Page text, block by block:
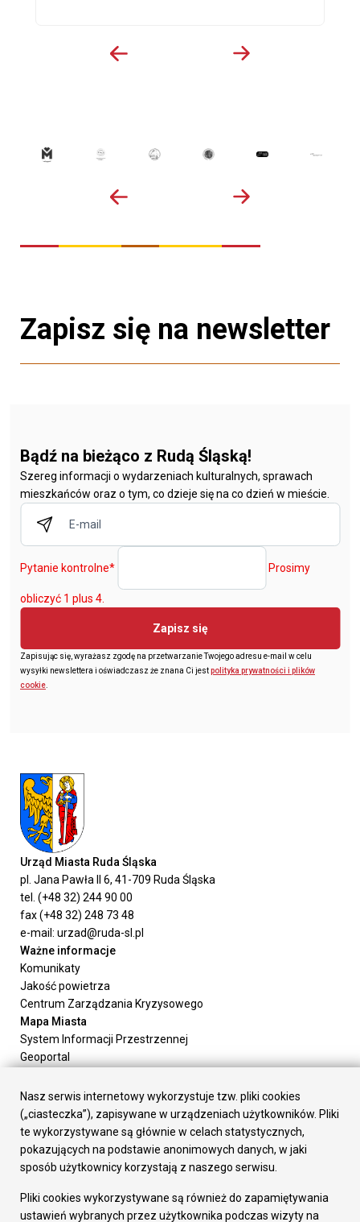
Zapisz się na newsletter
Bądź na bieżąco z Rudą Śląską!
Szereg informacji o wydarzeniach kulturalnych, sprawach
mieszkańców oraz o tym, co dzieje się na co dzień w mieście.
Pytanie kontrolne* Prosimy
obliczyć 1 plus 4.
Zapisz się
Zapisując się, wyrażasz zgodę na przetwarzanie Twojego adresu e-mail w celu
wysyłki newslettera i oświadczasz że znana Ci jestpolityka prywatności i plików
cookie
Urząd Miasta Ruda Śląska
pl. Jana Pawła II 6, 41-709 Ruda Śląska
tel. (+48 32) 244 90 00
fax (+48 32) 248 73 48
e-mail: urzad@ruda-sl.pl
Ważne informacje
Komunikaty
Jakość powietrza
Centrum Zarządzania Kryzysowego
Mapa Miasta
System Informacji Przestrzennej
Geoportal
Załatw sprawę
Prezydent Miasta
Rada Miasta
Wydziały
Elektroniczna Skrzynka Podawcza
Gospodarka
Fundusze europejskie
Nasz serwis internetowy wykorzystuje tzw. pliki cookies
(„ciasteczka”), zapisywane w urządzeniach użytkowników. Pliki
te wykorzystywane są głównie w celach statystycznych,
pokazujących na podstawie anonimowych danych, w jaki
sposób użytkownicy korzystają z naszego serwisu.
Pliki cookies wykorzystywane są również do zapamiętywania
ustawień wybranych przez użytkownika podczas wizyty na